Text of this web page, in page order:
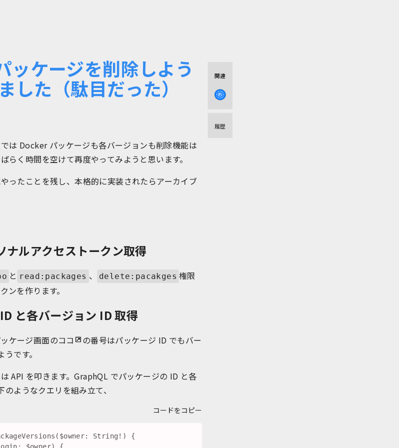
ッケージを削除しよう
した（駄目だった） 関連
履歴
は Docker パッケージも各バージョンも削除機能は
らく時間を空けて再度やってみようと思います。
ったことを残し、本格的に実装されたらアーカイブ
ルアクセストークン取得
と read:packages 、 delete:pacakges 権限
ンを作ります。
と各バージョン ID 取得
ケージ画面のココ
の番号はパッケージ ID でもバー
です。
API を叩きます。GraphQL でパッケージの ID と各
ようなクエリを組み立て、
コードをコピー
String!) {